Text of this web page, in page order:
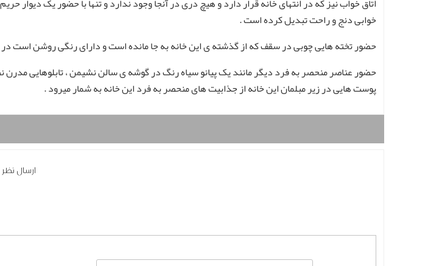
خوابی دنج و راحت تبدیل کرده است .
حضور تخته هایی چوبی در سقف که از گذشته ی این خانه به جا مانده است و دارای رنگی روشن است در
حضور عناصر منحصر به فرد دیگر مانند یک پیانو سیاه رنگ در گوشه ی سالن نشیمن ، تابلوهایی
پوست هایی در زیر مبلمان این خانه از جذابیت های منحصر به فرد این خانه به شمار میرود .
ارسال نظر